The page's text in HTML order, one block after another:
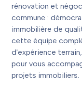
rénovation et
commune :
immobilière de
cette équipe
d'expérience
pour vous
projets immobiliers.